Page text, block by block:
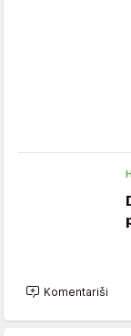
Komentariši